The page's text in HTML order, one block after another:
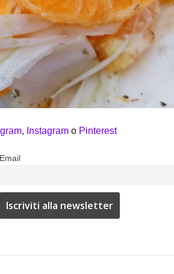
, Instagram o Pinterest
Email